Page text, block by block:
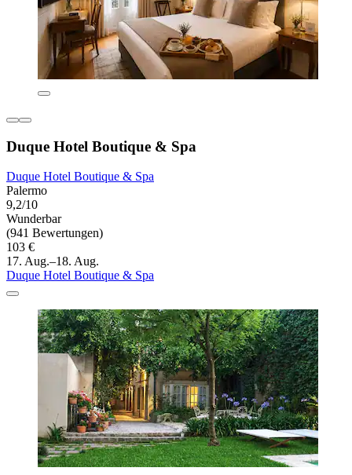
Duque Hotel Boutique & Spa
Duque Hotel Boutique & Spa
Palermo
9,2/10
Wunderbar
(941 Bewertungen)
103 €
17. Aug.–18. Aug.
Duque Hotel Boutique & Spa